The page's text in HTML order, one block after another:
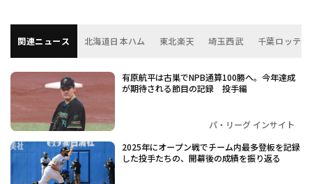
関連ニュース 北海道日本ハム 東北楽天 埼玉西武 千葉ロッテ
有原航平は古巣でNPB通算100勝へ。今年達成
が期待される節目の記録 投手編
パ・リーグ インサイト
2025年にオープン戦でチーム内最多登板を記録
した投手たちの、開幕後の成績を振り返る